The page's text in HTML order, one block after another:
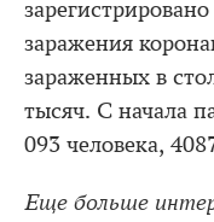
заражения
зараженных в
тысяч. С начала
093 человека,
Еще больше